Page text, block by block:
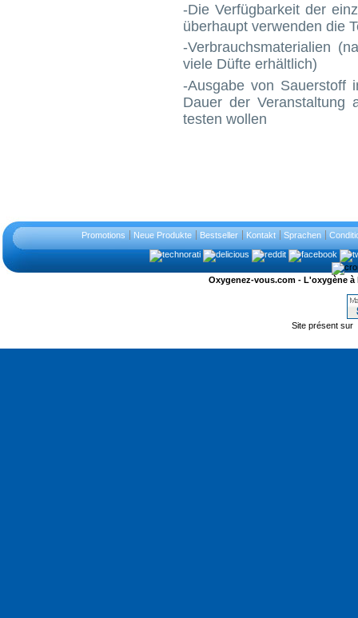
-Die Verfügbarkeit der
überhaupt verwenden die
-Verbrauchsmaterialien
viele Düfte erhältlich)
-Ausgabe von Sauerstoff
Dauer der Veranstaltung
testen wollen
Promotions Neue Produkte Bestseller Kontakt Sprachen
Oxygenez-vous.com - L'oxygène
Site présent sur